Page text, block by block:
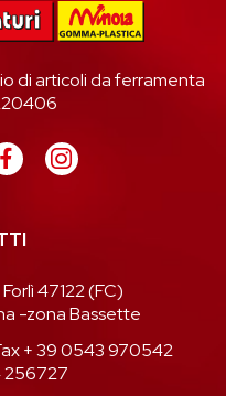
di articoli da ferramenta
47122 (FC)
-zona Bassette
+ 39 0543 970542
256727